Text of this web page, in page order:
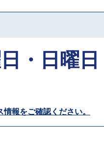
・日曜日
報をご確認ください。